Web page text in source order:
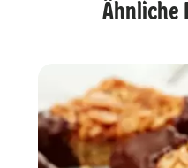
Ähnliche